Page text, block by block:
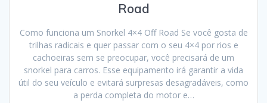
Road
Como funciona um Snorkel 4×4 Off Road Se você gosta de
trilhas radicais e quer passar com o seu 4×4 por rios e
cachoeiras sem se preocupar, você precisará de um
snorkel para carros. Esse equipamento irá garantir a vida
útil do seu veículo e evitará surpresas desagradáveis, como
a perda completa do motor e…